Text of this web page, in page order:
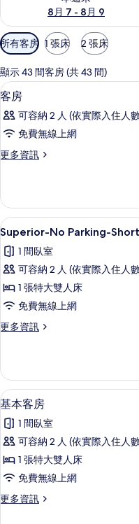
8月 7 - 8月 9
可
用
的
客
房
篩
選
件
所有客房 1 張床 2 張床
顯示 43 間客房 (共 43 間)
顯
示
客
的
有
相
片
5
客房
可容納 2 人 (依實際入住人
免費無線上網
更多資訊
更
的
詳
情
顯
示
Superior-
No
Parking-
Short
Stay
所
有
相
片
11
Superior-No Parking-
1 間臥室
可容納 2 人 (依實際入住人
1 張特大雙人床
免費無線上網
更多資訊
更
Parking-
Short
Stay
的
詳
顯
示
基
本
客
的
11
基本客房
1 間臥室
可容納 2 人 (依實際入住人
1 張特大雙人床
免費無線上網
更多資訊
更